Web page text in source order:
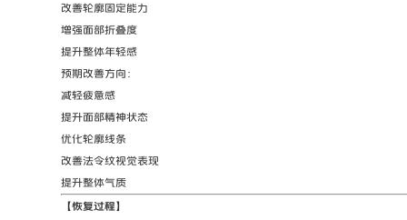
改善轮廓固定能力
增强面部折叠度
提升整体年轻感
预期改善方向：
减轻疲惫感
提升面部精神状态
优化轮廓线条
改善法令纹视觉表现
提升整体气质
【恢复过程】